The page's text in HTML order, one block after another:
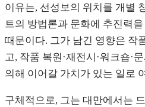
이유는, 선성보의 위치를 개별
트의 방법론과 문화에 추진력
때문이다. 그가 남긴 영향은 작
고, 작품 복원·재전시·워크숍·
의해 이어갈 가치가 있는 일로
구체적으로, 그는 대만에서는